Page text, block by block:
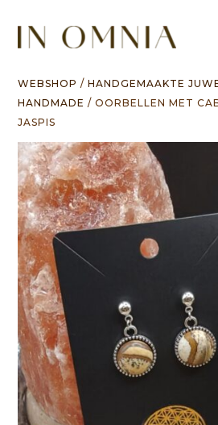
WEBSHOP /HANDGEMAAKTE
HANDMADE / OORBELLEN MET
JASPIS